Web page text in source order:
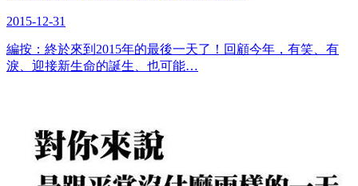
2015-12-31
編按：終於來到2015年的最後一天了！回顧今年，有笑、有
淚、迎接新生命的誕生、也可能…